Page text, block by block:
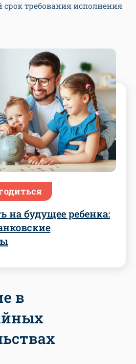
срок требования исполнения
на будущее ребенка:
в